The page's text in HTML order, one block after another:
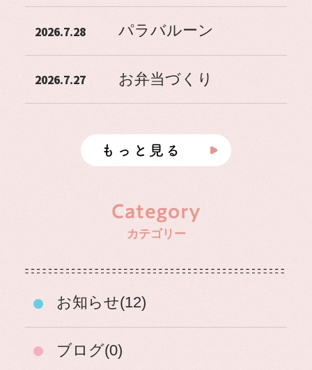
2026.7.28 パラバルーン
2026.7.27 お弁当づくり
カテゴリー
お知らせ(12)
ブログ(0)